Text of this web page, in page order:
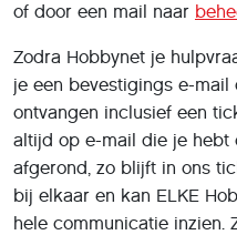
of door een mail naar
Zodra Hobbynet je
je een bevestigings e-
ontvangen inclusief een
altijd op e-mail die je hebt
afgerond, zo blijft in ons
bij elkaar en kan ELKE
hele communicatie inzien.